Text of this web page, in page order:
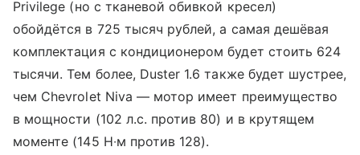
Privilege (но с тканевой обивкой кресел)
обойдётся в 725 тысяч рублей, а самая дешёвая
комплектация с кондиционером будет стоить 624
тысячи. Тем более, Duster 1.6 также будет шустрее,
чем Chevrolet Niva — мотор имеет преимущество
в мощности (102 л.с. против 80) и в крутящем
моменте (145 Н∙м против 128).